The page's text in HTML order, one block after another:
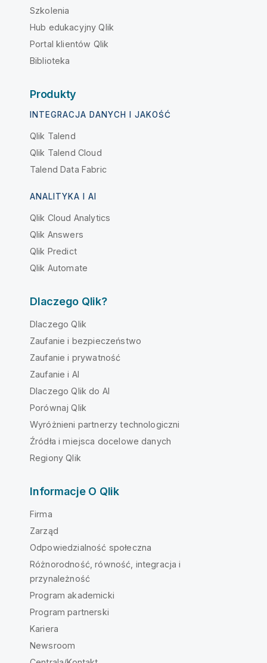
Szkolenia
Hub edukacyjny Qlik
Portal klientów Qlik
Biblioteka
Produkty
INTEGRACJA DANYCH I JAKOŚĆ
Qlik Talend
Qlik Talend Cloud
Talend Data Fabric
ANALITYKA I AI
Qlik Cloud Analytics
Qlik Answers
Qlik Predict
Qlik Automate
Dlaczego Qlik?
Dlaczego Qlik
Zaufanie i bezpieczeństwo
Zaufanie i prywatność
Zaufanie i AI
Dlaczego Qlik do AI
Porównaj Qlik
Wyróżnieni partnerzy technologiczni
Źródła i miejsca docelowe danych
Regiony Qlik
Informacje O Qlik
Firma
Zarząd
Odpowiedzialność społeczna
Różnorodność, równość, integracja i
przynależność
Program akademicki
Program partnerski
Kariera
Newsroom